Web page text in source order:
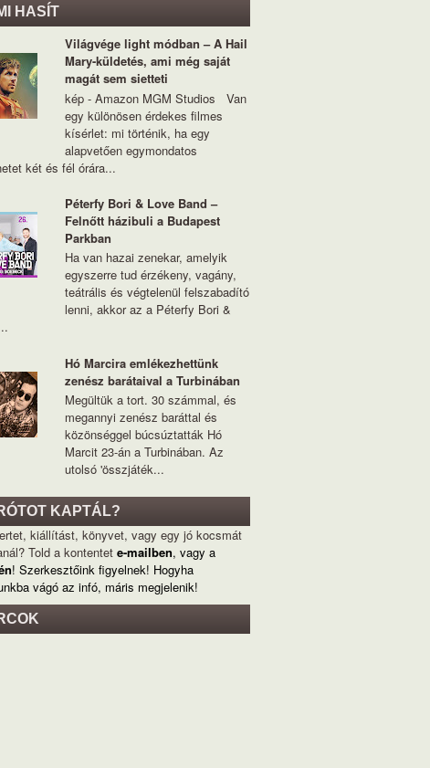
HASÍT
Világvége light módban – A Hail
Mary-küldetés, ami még saját
magát sem sietteti
kép - Amazon MGM Studios Van
egy különösen érdekes filmes
kísérlet: mi történik, ha egy
alapvetően egymondatos
két és fél órára...
Péterfy Bori & Love Band –
Felnőtt házibuli a Budapest
Parkban
Ha van hazai zenekar, amelyik
egyszerre tud érzékeny, vagány,
teátrális és végtelenül felszabadító
lenni, akkor az a Péterfy Bori &
Hó Marcira emlékezhettünk
zenész barátaival a Turbinában
Megültük a tort. 30 számmal, és
megannyi zenész baráttal és
közönséggel búcsúztatták Hó
Marcit 23-án a Turbinában. Az
utolsó 'összjáték...
KAPTÁL?
kiállítást, könyvet, vagy egy jó kocsmát
Told a kontentet e-mailben, vagy a
! Szerkesztőink figyelnek! Hogyha
vágó az infó, máris megjelenik!